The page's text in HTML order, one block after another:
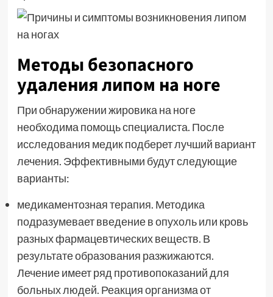
Методы безопасного
удаления липом на ноге
При обнаружении жировика на ноге
необходима помощь специалиста. После
исследования медик подберет лучший вариант
лечения. Эффективными будут следующие
варианты:
медикаментозная терапия. Методика
подразумевает введение в опухоль или кровь
разных фармацевтических веществ. В
результате образования разжижаются.
Лечение имеет ряд противопоказаний для
больных людей. Реакция организма от